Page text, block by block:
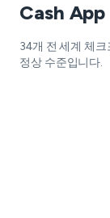
Cash
34개 전 세계 체
정상 수준입니다.